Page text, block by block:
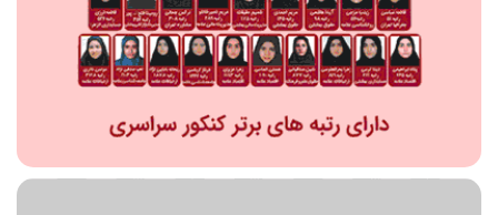
دوره اول متوسطه
دوره دوم متوسطه- فنی
دوره دوم متوسطه- نظری
پیش دبستانی